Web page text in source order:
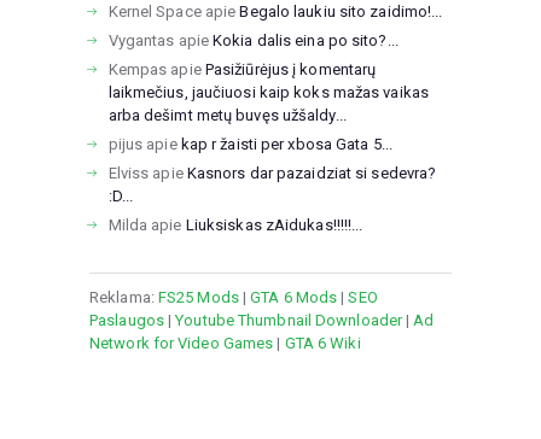
Kernel SpaceapieBegalo laukiu sito zaidimo!...
Vygantas apieKokia dalis eina po sito?...
Kempas apie Pasižiūrėjus į komentarų
laikmečius, jaučiuosi kaip koks mažas vaikas
arba dešimt metų buvęs užšaldy...
pijus apie kap r žaisti per xbosa Gata 5...
Elviss apie Kasnors dar pazaidziat si sedevra?
:D...
Milda apie Liuksiskas zAidukas!!!!!...
Reklama: FS25 Mods|GTA 6 Mods |SEO
Paslaugos|Youtube Thumbnail Downloader| Ad
Network for Video Games | GTA 6 Wiki